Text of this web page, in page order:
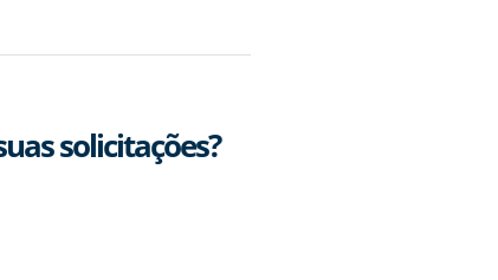
solicitações?